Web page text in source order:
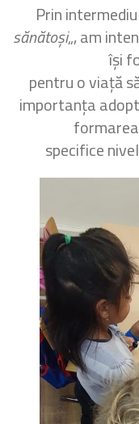
Prin
sănătoși„, am
își
pentru o viață
importanța
specifice